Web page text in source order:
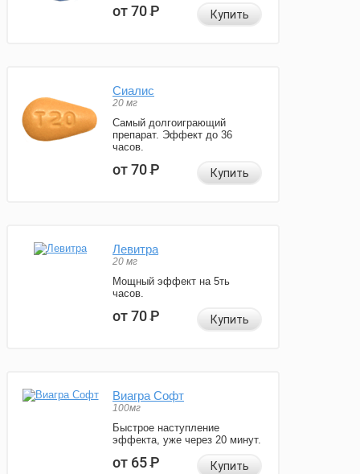
от 70Р Купить
Сиалис
20 мг
Самый долгоиграющий
препарат. Эффект до 36
часов.
от 70Р Купить
Левитра
20 мг
Мощный эффект на 5ть
часов.
от 70Р Купить
Виагра Софт
100мг
Быстрое наступление
эффекта, уже через 20 минут.
от 65Р Купить